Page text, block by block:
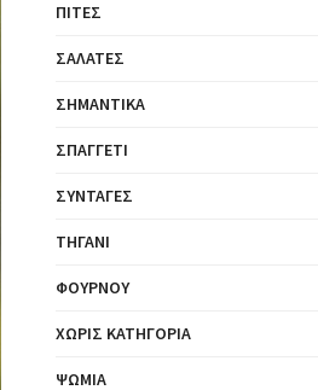
ΠΊΤΕΣ
ΣΑΛΆΤΕΣ
ΣΗΜΑΝΤΙΚΆ
ΣΠΑΓΓΈΤΙ
ΣΥΝΤΑΓΈΣ
ΤΗΓΆΝΙ
ΦΟΎΡΝΟΥ
ΧΩΡΊΣ ΚΑΤΗΓΟΡΊΑ
ΨΩΜΙΆ